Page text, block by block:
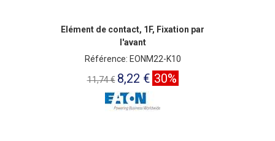
Elément de contact, 1F, Fixation par
l'avant
Référence: EONM22-K10
11,74 € 8,22 € 30%